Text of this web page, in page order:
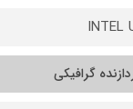
INTEL
گرافیکی